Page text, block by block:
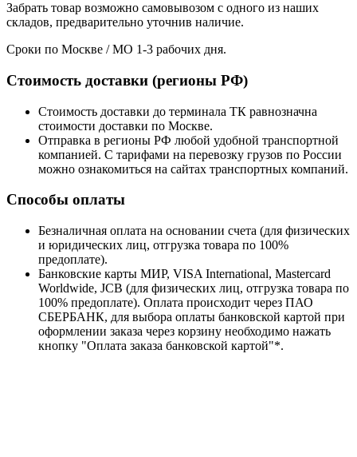
Забрать товар возможно самовывозом с одного из наших
складов, предварительно уточнив наличие.
Сроки по Москве / МО 1-3 рабочих дня.
Стоимость доставки (регионы РФ)
Стоимость доставки до терминала ТК равнозначна
стоимости доставки по Москве.
Отправка в регионы РФ любой удобной транспортной
компанией. С тарифами на перевозку грузов по России
можно ознакомиться на сайтах транспортных компаний.
Способы оплаты
Безналичная оплата на основании счета (для физических
и юридических лиц, отгрузка товара по 100%
предоплате).
Банковские карты МИР, VISA International, Mastercard
Worldwide, JCB (для физических лиц, отгрузка товара по
100% предоплате). Оплата происходит через ПАО
СБЕРБАНК, для выбора оплаты банковской картой при
оформлении заказа через корзину необходимо нажать
кнопку "Оплата заказа банковской картой"*.